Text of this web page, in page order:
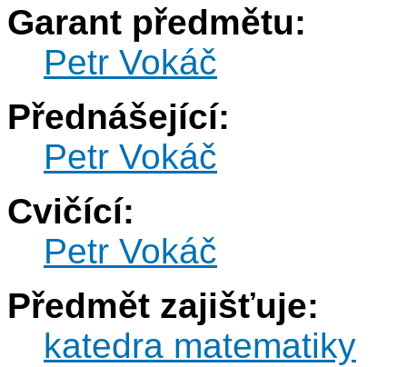
Garant předmětu:
Petr Vokáč
Přednášející:
Petr Vokáč
Cvičící:
Petr Vokáč
Předmět zajišťuje:
katedra matematiky